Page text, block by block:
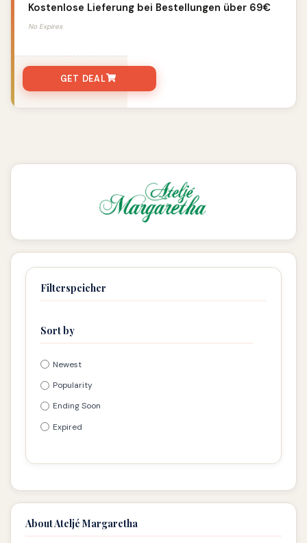
Kostenlose Lieferung bei Bestellungen über 69€
No Expires
GET DEAL
Filterspeicher
Sort by
Newest
Popularity
Ending Soon
Expired
About Ateljé Margaretha